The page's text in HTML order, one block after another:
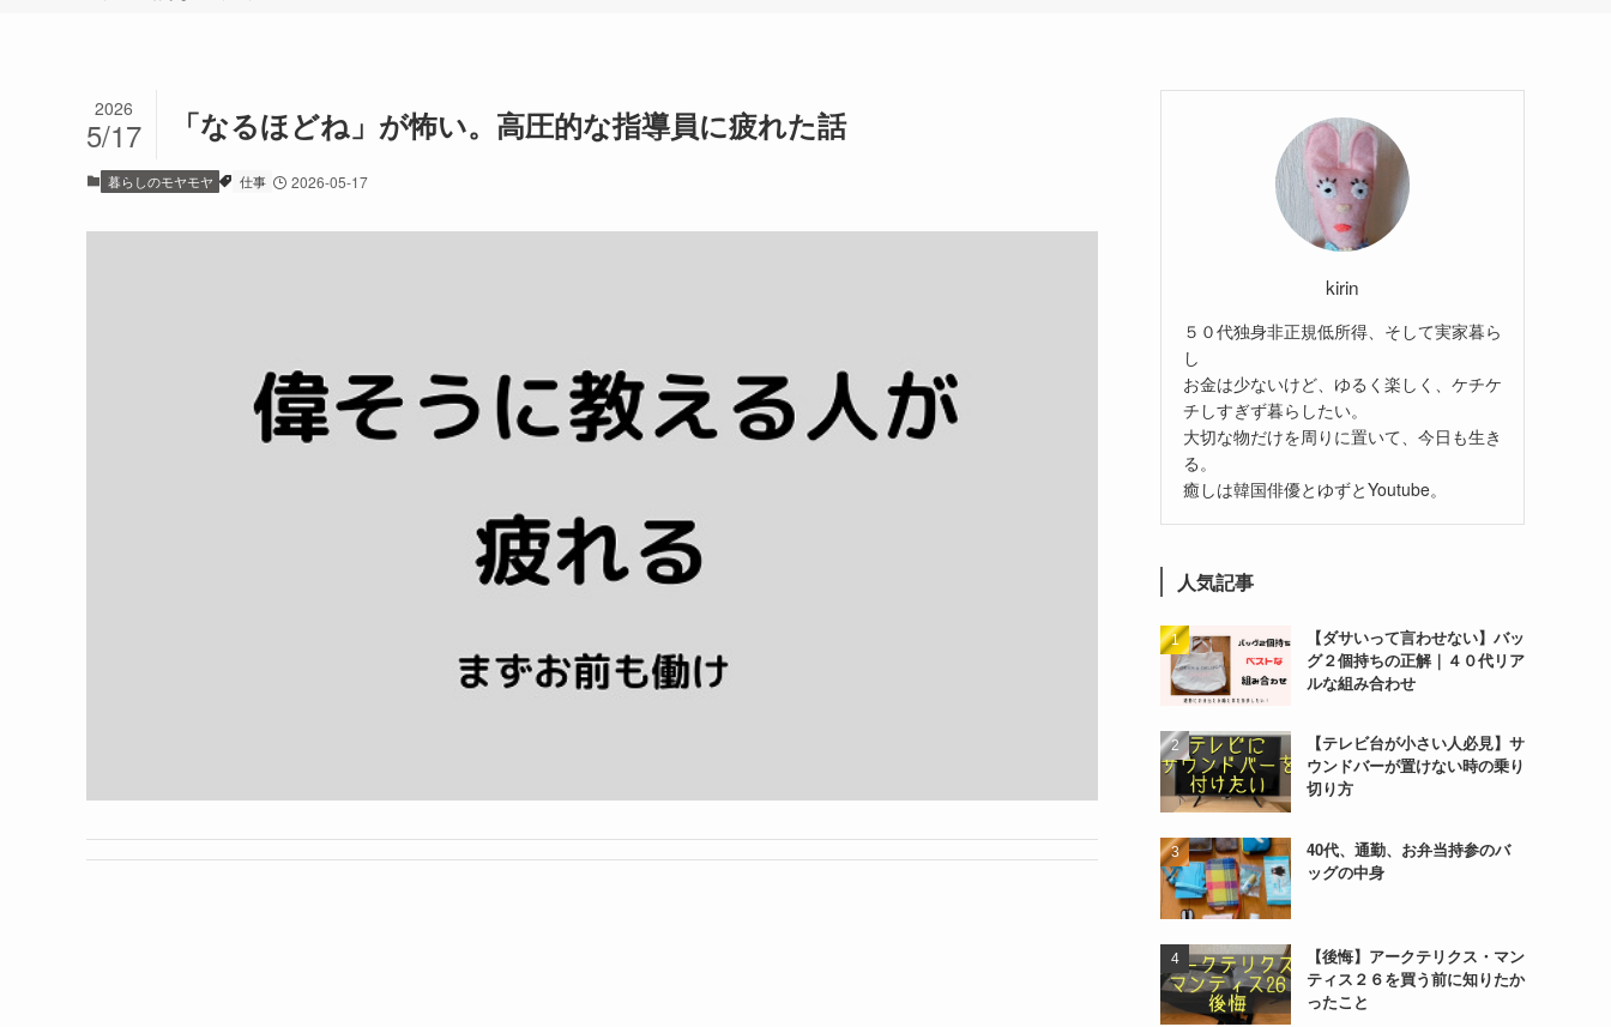
「なるほどね」が怖い。高圧的な指導員に疲れた話
2026
5/17
暮らしのモヤモヤ 仕事 2026-05-17
kirin
５０代独身非正規低所得、そして実家暮ら
し
お金は少ないけど、ゆるく楽しく、ケチケ
チしすぎず暮らしたい。
大切な物だけを周りに置いて、今日も生き
る。
癒しは韓国俳優とゆずとYoutube。
人気記事
【ダサいって言わせない】バッ
グ２個持ちの正解｜４０代リア
ルな組み合わせ
【テレビ台が小さい人必見】サ
ウンドバーが置けない時の乗り
切り方
40代、通勤、お弁当持参のバ
ッグの中身
【後悔】アークテリクス・マン
ティス２６を買う前に知りたか
ったこと